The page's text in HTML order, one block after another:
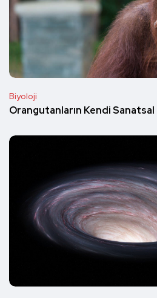
Biyoloji
Orangutanların Kendi Sanatsal